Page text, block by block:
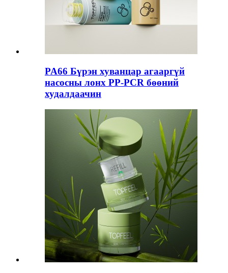
PA66 Бүрэн хуванцар агааргүй
насосны лонх PP-PCR бөөний
худалдаачин